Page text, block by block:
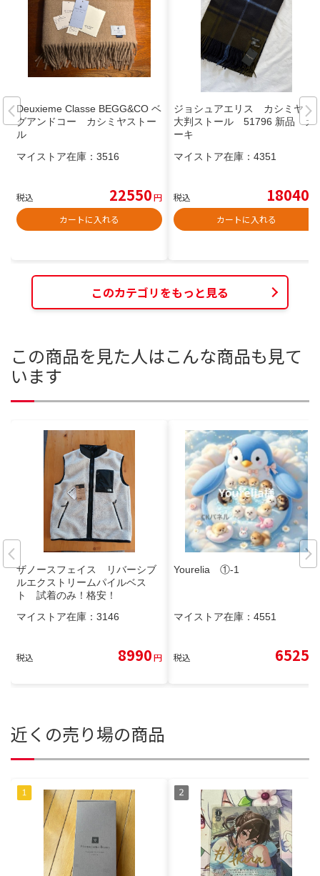
Deuxieme Classe BEGG&CO ベ
グアンドコー カシミヤストー
ル
マイストア在庫： 3516
税込 22550円
カートに入れる
ジョシュアエリス カシミヤ
大判ストール 51796 新品 カ
ーキ
マイストア在庫： 4351
税込 18040
カートに入れる
このカテゴリをもっと見る
この商品を見た人はこんな商品も見て
います
ザノースフェイス リバーシブ
ルエクストリームパイルベス
ト 試着のみ！格安！
マイストア在庫： 3146
税込 8990円
Yourelia ①-1
マイストア在庫： 4551
税込 6525
近くの売り場の商品